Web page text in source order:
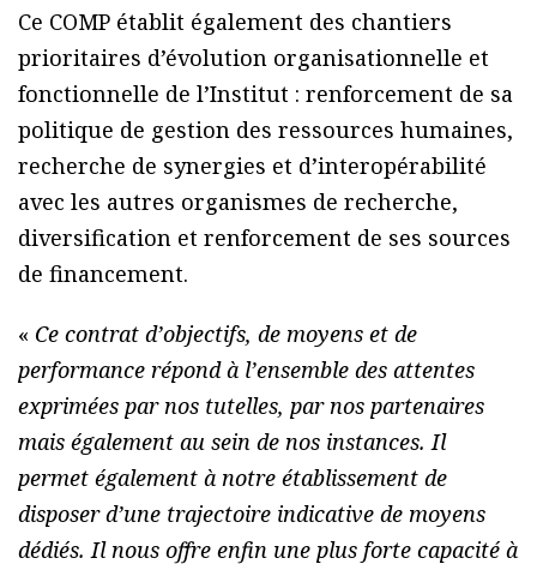
Ce COMP établit également des chantiers
prioritaires d’évolution organisationnelle et
fonctionnelle de l’Institut : renforcement de sa
politique de gestion des ressources humaines,
recherche de synergies et d’interopérabilité
avec les autres organismes de recherche,
diversification et renforcement de ses sources
de financement.
« Ce contrat d’objectifs, de moyens et de
performance répond à l’ensemble des attentes
exprimées par nos tutelles, par nos partenaires
mais également au sein de nos instances. Il
permet également à notre établissement de
disposer d’une trajectoire indicative de moyens
dédiés. Il nous offre enfin une plus forte capacité à